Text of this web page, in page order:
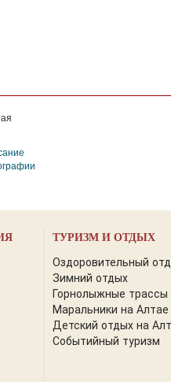
ТУРИЗМ И ОТДЫХ
Оздоровительный
Зимний отдых
Горнолыжные трассы
Маральники на Алтае
Детский отдых на
Событийный туризм